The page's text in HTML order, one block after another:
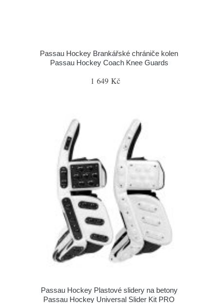
Passau Hockey Brankářské chrániče kolen
Passau Hockey Coach Knee Guards
1 649 Kč
Passau Hockey Plastové slidery na betony
Passau Hockey Universal Slider Kit PRO